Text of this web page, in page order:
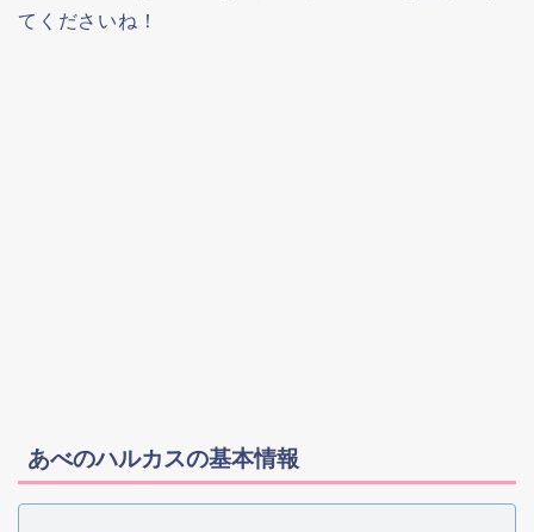
てくださいね！
あべのハルカスの基本情報